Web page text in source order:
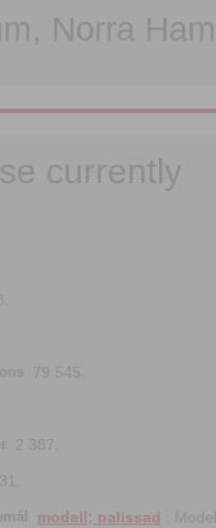
Norra
currently
79 545.
2 387.
modell; palissad
;